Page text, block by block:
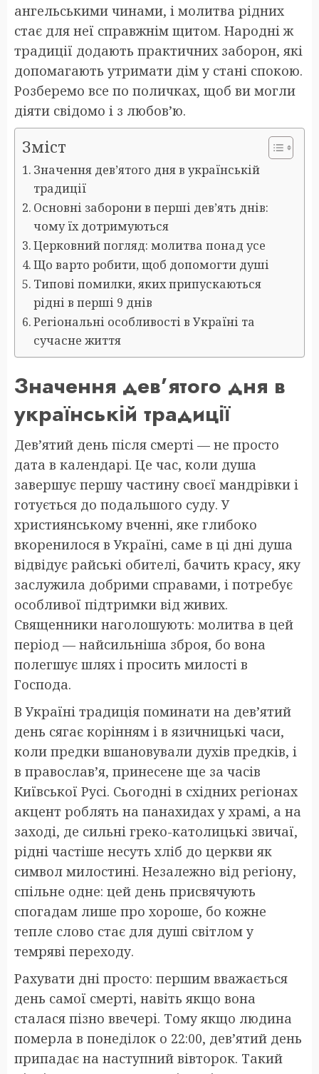
ангельськими чинами, і молитва рідних
стає для неї справжнім щитом. Народні ж
традиції додають практичних заборон, які
допомагають утримати дім у стані спокою.
Розберемо все по поличках, щоб ви могли
діяти свідомо і з любов’ю.
Зміст
Значення дев’ятого дня в українській
традиції
Основні заборони в перші дев’ять днів:
чому їх дотримуються
Церковний погляд: молитва понад усе
Що варто робити, щоб допомогти душі
Типові помилки, яких припускаються
рідні в перші 9 днів
Регіональні особливості в Україні та
сучасне життя
Значення дев’ятого дня в
українській традиції
Дев’ятий день після смерті — не просто
дата в календарі. Це час, коли душа
завершує першу частину своєї мандрівки і
готується до подальшого суду. У
християнському вченні, яке глибоко
вкоренилося в Україні, саме в ці дні душа
відвідує райські обителі, бачить красу, яку
заслужила добрими справами, і потребує
особливої підтримки від живих.
Священники наголошують: молитва в цей
період — найсильніша зброя, бо вона
полегшує шлях і просить милості в
Господа.
В Україні традиція поминати на дев’ятий
день сягає корінням і в язичницькі часи,
коли предки вшановували духів предків, і
в православ’я, принесене ще за часів
Київської Русі. Сьогодні в східних регіонах
акцент роблять на панахидах у храмі, а на
заході, де сильні греко-католицькі звичаї,
рідні частіше несуть хліб до церкви як
символ милостині. Незалежно від регіону,
спільне одне: цей день присвячують
спогадам лише про хороше, бо кожне
тепле слово стає для душі світлом у
темряві переходу.
Рахувати дні просто: першим вважається
день самої смерті, навіть якщо вона
сталася пізно ввечері. Тому якщо людина
померла в понеділок о 22:00, дев’ятий день
припадає на наступний вівторок. Такий